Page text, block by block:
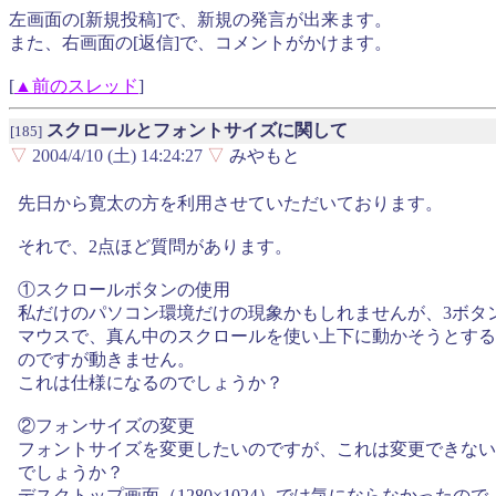
左画面の[新規投稿]で、新規の発言が出来ます。
また、右画面の[返信]で、コメントがかけます。
[ ▲前のスレッド]
[185] スクロールとフォントサイズに関して
▽ 2004/4/10 (土) 14:24:27 ▽ みやもと
先日から寛太の方を利用させていただいております。
それで、2点ほど質問があります。
①スクロールボタンの使用
私だけのパソコン環境だけの現象かもしれませんが、3ボタ
マウスで、真ん中のスクロールを使い上下に動かそうとする
のですが動きません。
これは仕様になるのでしょうか？
②フォンサイズの変更
フォントサイズを変更したいのですが、これは変更できない
でしょうか？